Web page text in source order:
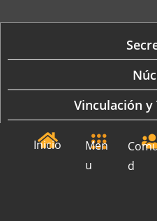
Inicio
Men
u
d
Vinculación
FCH en